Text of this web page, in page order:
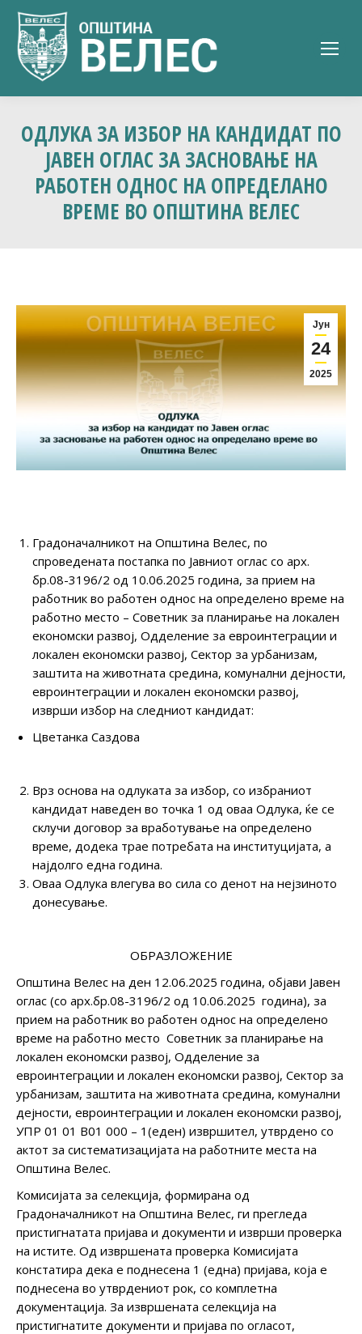
ОДЛУКА ЗА ИЗБОР НА КАНДИДАТ ПО
ЈАВЕН ОГЛАС ЗА ЗАСНОВАЊЕ НА
РАБОТЕН ОДНОС НА ОПРЕДЕЛАНО
ВРЕМЕ ВО ОПШТИНА ВЕЛЕС
Јун
24
2025
Градоначалникот на Општина Велес, по
спроведената постапка по Јавниот оглас со арх.
бр.08-3196/2 од 10.06.2025 година, за прием на
работник во работен однос на определено време на
работно место – Советник за планирање на локален
економски развој, Одделение за евроинтеграции и
локален економски развој, Сектор за урбанизам,
заштита на животната средина, комунални дејности,
евроинтеграции и локален економски развој,
изврши избор на следниот кандидат:
Цветанка Саздова
Врз основа на одлуката за избор, со избраниот
кандидат наведен во точка 1 од оваа Одлука, ќе се
склучи договор за вработување на определено
време, додека трае потребата на институцијата, а
најдолго една година.
Оваа Одлука влегува во сила со денот на нејзиното
донесување.
ОБРАЗЛОЖЕНИЕ
Општина Велес на ден 12.06.2025 година, објави Јавен
оглас (со арх.бр.08-3196/2 од 10.06.2025 година), за
прием на работник во работен однос на определено
време на работно место Советник за планирање на
локален економски развој, Одделение за
евроинтеграции и локален економски развој, Сектор за
урбанизам, заштита на животната средина, комунални
дејности, евроинтеграции и локален економски развој,
УПР 01 01 В01 000 – 1(еден) извршител, утврдено со
актот за систематизацијата на работните места на
Општина Велес.
Комисијата за селекција, формирана од
Градоначалникот на Општина Велес, ги прегледа
пристигнатата пријава и документи и изврши проверка
на истите. Од извршената проверка Комисијата
констатира дека е поднесена 1 (една) пријава, која е
поднесена во утврдениот рок, со комплетна
документација. За извршената селекција на
пристигнатите докумeнти и пријава по огласот,